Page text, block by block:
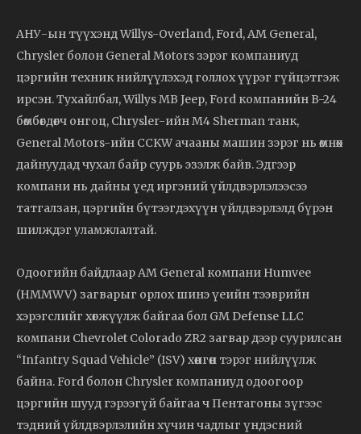
АНУ-ын түүхэнд Willys-Overland, Ford, AM General,
Chrysler болон General Motors зэрэг компаниуд
цэргийн техник нийлүүлэхэд голлох үүрэг гүйцэтгэж
ирсэн. Тухайлбал, Willys MB Jeep, Ford компанийн B-24
бөмбөгдөгч онгоц, Chrysler-ийн M4 Sherman танк,
General Motors-ийн CCKW ачааны машин зэрэг нь өмнөх
дайнуудад чухал байр суурь эзэлж байв. Эдгээр
компани нь дайны үед иргэний үйлдвэрлэлээсээ
татгалзан, цэргийн бүтээгдэхүүн үйлдвэрлэлд бүрэн
шилждэг уламжлалтай.
Одоогийн байдлаар AM General компани Humvee
(HMMWV) загварыг орлох шинэ үеийн тээврийн
хэрэгслийг хөгжүүлж байгаа бол GM Defense LLC
компани Chevrolet Colorado ZR2 загвар дээр суурилсан
“Infantry Squad Vehicle” (ISV) хөнгөн тэрэг нийлүүлж
байна. Ford болон Chrysler компаниуд одоогоор
цэргийн шууд гэрээгүй байгаа ч Пентагоны зүгээс
тэдний үйлдвэрлэлийн хүчин чадлыг үндэсний